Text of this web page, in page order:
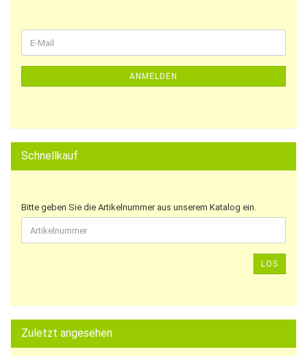
ANMELDEN
Schnellkauf
Bitte geben Sie die Artikelnummer aus unserem Katalog ein.
LOS
Zuletzt angesehen